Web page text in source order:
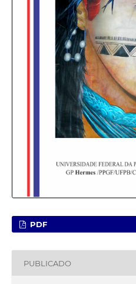
PDF
PUBLICADO